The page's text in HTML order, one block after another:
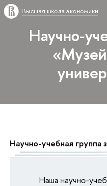
Высшая школа экономики
Научно-
Научно-учебная группа
Наша научно-